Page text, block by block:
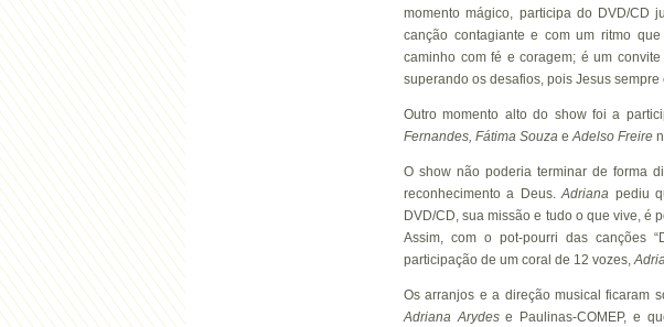
momento mágico, participa do DVD/CD
canção contagiante e com um ritmo
caminho com fé e coragem; é um
superando os desafios, pois Jesus sempre
Outro momento alto do show foi a
Fernandes, Fátima Souza eAdelso Freire
O show não poderia terminar de forma
reconhecimento a Deus.Adriana pediu
DVD/CD, sua missão e tudo o que vive, é
Assim, com o pot-pourri das canções
participação de um coral de 12 vozes,
Os arranjos e a direção musical ficaram
Adriana Arydese Paulinas-COMEP, e